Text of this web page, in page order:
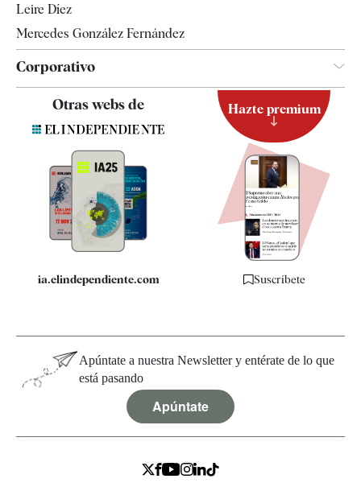
Leire Díez
Mercedes González Fernández
Corporativo
Quiénes somos
Especificaciones
Otras webs de
ia.elindependiente.com
Hazte premium
Suscríbete
Apúntate a nuestra Newsletter y entérate de lo que
está pasando
Apúntate